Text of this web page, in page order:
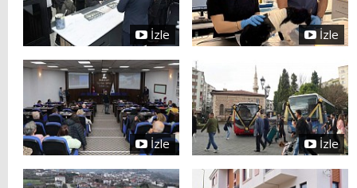
İzle İzle
İzle İzle